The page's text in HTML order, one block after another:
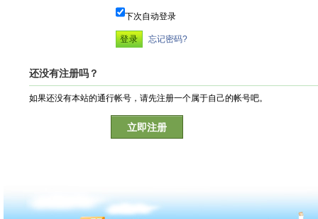
下次自动登录
忘记密码?
还没有注册吗？
如果还没有本站的通行帐号，请先注册一个属于自己的帐号吧。
立即注册